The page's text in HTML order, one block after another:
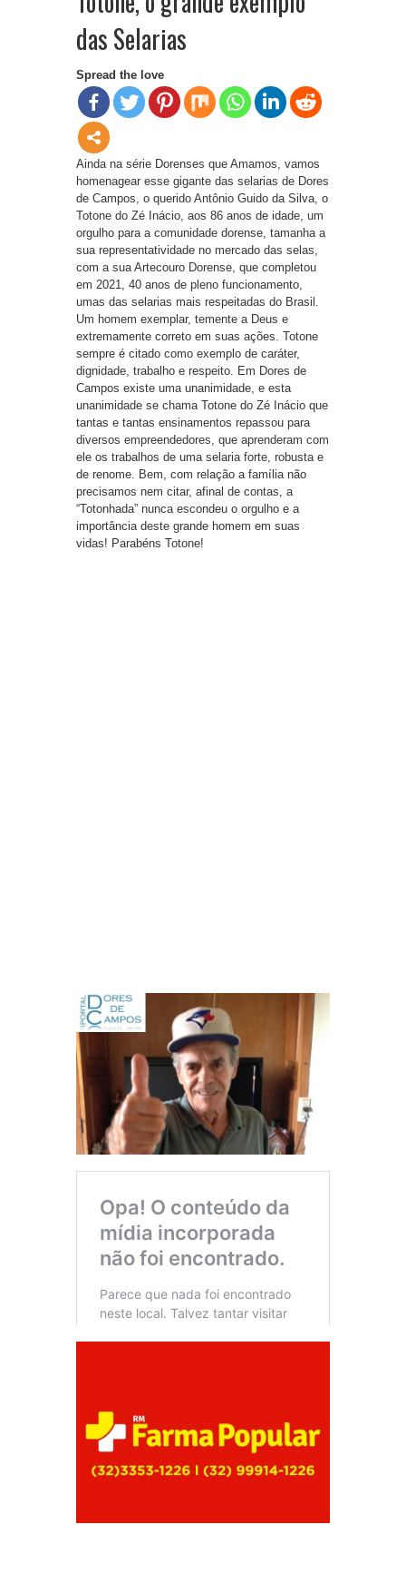
das Selarias
Spread the love
Ainda na série Dorenses que Amamos, vamos
homenagear esse gigante das selarias de Dores
de Campos, o querido Antônio Guido da Silva, o
Totone do Zé Inácio, aos 86 anos de idade, um
orgulho para a comunidade dorense, tamanha a
sua representatividade no mercado das selas,
com a sua Artecouro Dorense, que completou
em 2021, 40 anos de pleno funcionamento,
umas das selarias mais respeitadas do Brasil.
Um homem exemplar, temente a Deus e
extremamente correto em suas ações. Totone
sempre é citado como exemplo de caráter,
dignidade, trabalho e respeito. Em Dores de
Campos existe uma unanimidade, e esta
unanimidade se chama Totone do Zé Inácio que
tantas e tantas ensinamentos repassou para
diversos empreendedores, que aprenderam com
ele os trabalhos de uma selaria forte, robusta e
de renome. Bem, com relação a família não
precisamos nem citar, afinal de contas, a
“Totonhada” nunca escondeu o orgulho e a
importância deste grande homem em suas
vidas! Parabéns Totone!